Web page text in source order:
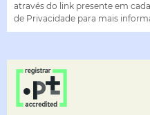
através do link presente em
de Privacidade para mais